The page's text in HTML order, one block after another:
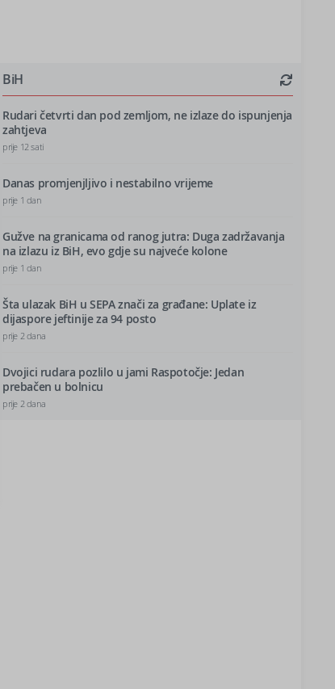
BiH
Rudari četvrti dan pod zemljom, ne izlaze do ispunjenja
zahtjeva
prije 12 sati
Danas promjenjljivo i nestabilno vrijeme
prije 1 dan
Gužve na granicama od ranog jutra: Duga zadržavanja
na izlazu iz BiH, evo gdje su najveće kolone
prije 1 dan
Šta ulazak BiH u SEPA znači za građane: Uplate iz
dijaspore jeftinije za 94 posto
prije 2 dana
Dvojici rudara pozlilo u jami Raspotočje: Jedan
prebačen u bolnicu
prije 2 dana